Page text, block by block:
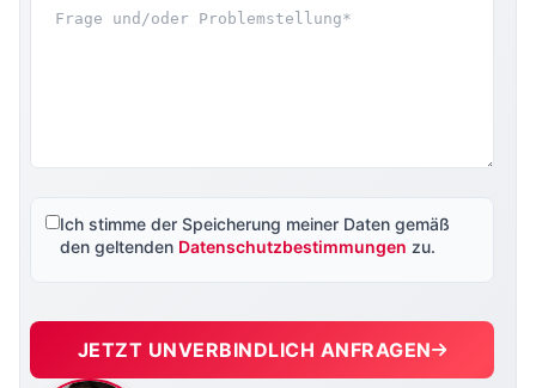
Ich stimme der Speicherung meiner Daten gemäß
den geltenden Datenschutzbestimmungen zu.
JETZT UNVERBINDLICH ANFRAGEN